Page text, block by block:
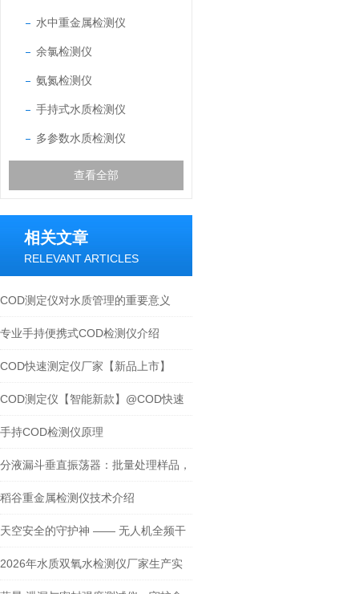
水中重金属检测仪
余氯检测仪
氨氮检测仪
手持式水质检测仪
多参数水质检测仪
查看全部
相关文章
RELEVANT ARTICLES
COD测定仪对水质管理的重要意义
专业手持便携式COD检测仪介绍
COD快速测定仪厂家【新品上市】
COD测定仪生产厂家
COD测定仪【智能新款】@COD快速
测定仪
手持COD检测仪原理
分液漏斗垂直振荡器：批量处理样品，
符合多项国标检测标准
稻谷重金属检测仪技术介绍
天空安全的守护神 —— 无人机全频干
扰设备
2026年水质双氧水检测仪厂家生产实